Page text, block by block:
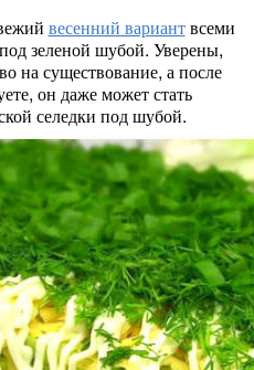
весенний вариантвсеми
зеленой шубой. Уверены,
на существование, а после
он даже может стать
селедки под шубой.